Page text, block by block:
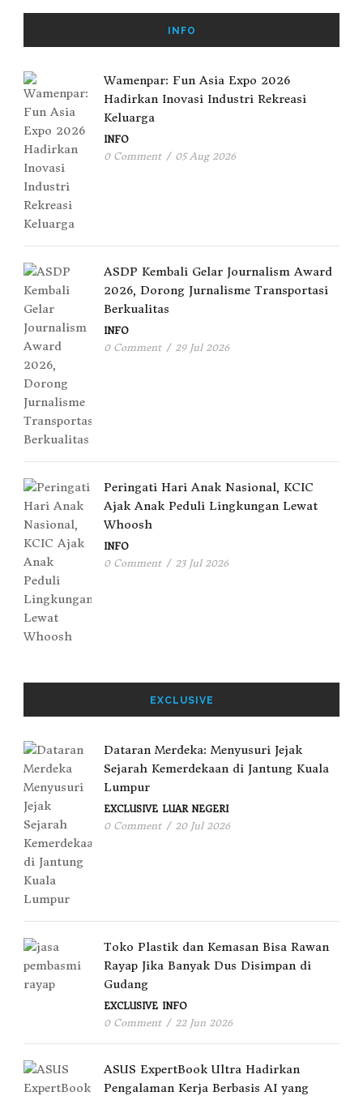
INFO
Wamenpar: Fun Asia Expo 2026
Hadirkan Inovasi Industri Rekreasi
Keluarga
INFO
0 Comment / 05 Aug 2026
ASDP Kembali Gelar Journalism Award
2026, Dorong Jurnalisme Transportasi
Berkualitas
INFO
0 Comment / 29 Jul 2026
Peringati Hari Anak Nasional, KCIC
Ajak Anak Peduli Lingkungan Lewat
Whoosh
INFO
0 Comment / 23 Jul 2026
EXCLUSIVE
Dataran Merdeka: Menyusuri Jejak
Sejarah Kemerdekaan di Jantung Kuala
Lumpur
EXCLUSIVE LUAR NEGERI
0 Comment / 20 Jul 2026
Toko Plastik dan Kemasan Bisa Rawan
Rayap Jika Banyak Dus Disimpan di
Gudang
EXCLUSIVE INFO
0 Comment / 22 Jun 2026
ASUS ExpertBook Ultra Hadirkan
Pengalaman Kerja Berbasis AI yang